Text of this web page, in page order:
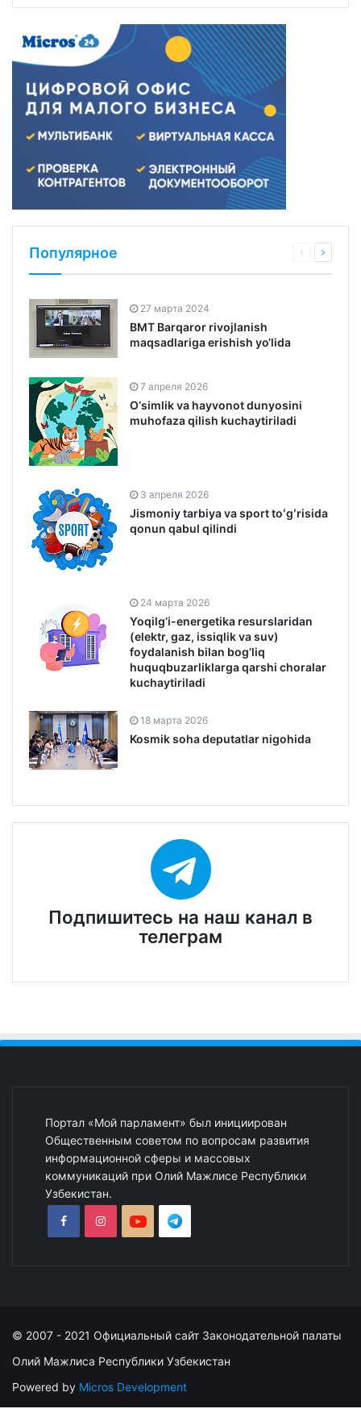
Популярное
27 марта 2024
BMT Barqaror rivojlanish
maqsadlariga erishish yo‘lida
7 апреля 2026
O‘simlik va hayvonot dunyosini
muhofaza qilish kuchaytiriladi
3 апреля 2026
Jismoniy tarbiya va sport toʻgʻrisida
qonun qabul qilindi
24 марта 2026
Yoqilg‘i-energetika resurslaridan
(elektr, gaz, issiqlik va suv)
foydalanish bilan bog‘liq
huquqbuzarliklarga qarshi choralar
kuchaytiriladi
18 марта 2026
Kosmik soha deputatlar nigohida
Подпишитесь на наш канал в
телеграм
Портал «Мой парламент» был инициирован
Общественным советом по вопросам развития
информационной сферы и массовых
коммуникаций при Олий Мажлисе Республики
Узбекистан.
© 2007 - 2021 Официальный сайт Законодательной палаты
Олий Мажлиса Республики Узбекистан
Powered by Micros Development